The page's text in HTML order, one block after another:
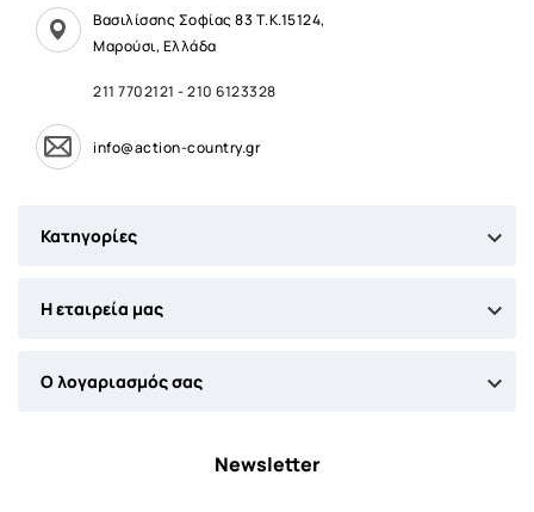
Βασιλίσσης Σοφίας 83 Τ.Κ.15124,
Μαρούσι, Ελλάδα
211 7702121 -210 6123328
info@action-country.gr
Κατηγορίες 
Η εταιρεία μας 
Ο λογαριασμός σας 
Newsletter